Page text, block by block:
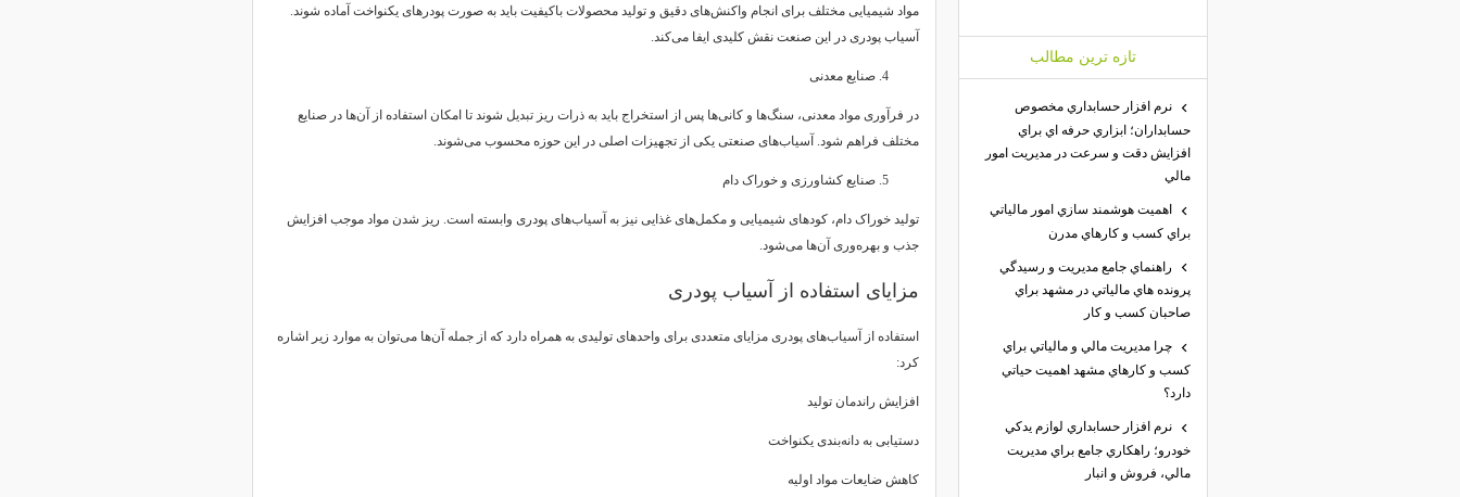
مواد شیمیایی مختلف برای انجام واکنش‌های دقیق و تولید محصولات باکیفیت باید به صورت پودرهای یکنواخت آماده شوند.
آسیاب پودری در این صنعت نقش کلیدی ایفا می‌کند.
صنایع معدنی
در فرآوری مواد معدنی، سنگ‌ها و کانی‌ها پس از استخراج باید به ذرات ریز تبدیل شوند تا امکان استفاده از آن‌ها در صنایع
مختلف فراهم شود. آسیاب‌های صنعتی یکی از تجهیزات اصلی در این حوزه محسوب می‌شوند.
صنایع کشاورزی و خوراک دام
تولید خوراک دام، کودهای شیمیایی و مکمل‌های غذایی نیز به آسیاب‌های پودری وابسته است. ریز شدن مواد موجب افزایش
جذب و بهره‌وری آن‌ها می‌شود.
مزایای استفاده از آسیاب پودری
استفاده از آسیاب‌های پودری مزایای متعددی برای واحدهای تولیدی به همراه دارد که از جمله آن‌ها می‌توان به موارد زیر اشاره
کرد:
افزایش راندمان تولید
دستیابی به دانه‌بندی یکنواخت
کاهش ضایعات مواد اولیه
تازه ترين مطالب
نرم افزار حسابداري مخصوص
حسابداران؛ ابزاري حرفه اي براي
افزايش دقت و سرعت در مديريت امور
مالي
اهميت هوشمند سازي امور مالياتي
براي كسب و كارهاي مدرن
راهنماي جامع مديريت و رسيدگي
پرونده هاي مالياتي در مشهد براي
صاحبان كسب و كار
چرا مديريت مالي و مالياتي براي
كسب و كارهاي مشهد اهميت حياتي
دارد؟
نرم افزار حسابداري لوازم يدكي
خودرو؛ راهكاري جامع براي مديريت
مالي، فروش و انبار